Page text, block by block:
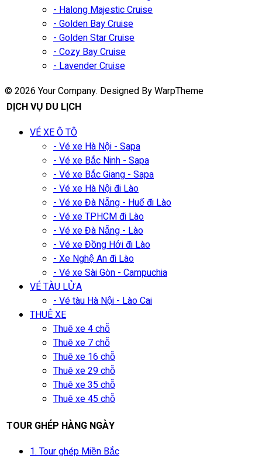
- Halong Majestic Cruise
- Golden Bay Cruise
- Golden Star Cruise
- Cozy Bay Cruise
- Lavender Cruise
© 2026 Your Company. Designed By WarpTheme
DỊCH VỤ DU LỊCH
VÉ XE Ô TÔ
- Vé xe Hà Nội - Sapa
- Vé xe Bắc Ninh - Sapa
- Vé xe Bắc Giang - Sapa
- Vé xe Hà Nội đi Lào
- Vé xe Đà Nẵng - Huế đi Lào
- Vé xe TPHCM đi Lào
- Vé xe Đà Nẵng - Lào
- Vé xe Đồng Hới đi Lào
- Xe Nghệ An đi Lào
- Vé xe Sài Gòn - Campuchia
VÉ TÀU LỬA
- Vé tàu Hà Nội - Lào Cai
THUÊ XE
Thuê xe 4 chỗ
Thuê xe 7 chỗ
Thuê xe 16 chỗ
Thuê xe 29 chỗ
Thuê xe 35 chỗ
Thuê xe 45 chỗ
TOUR GHÉP HÀNG NGÀY
1. Tour ghép Miền Bắc